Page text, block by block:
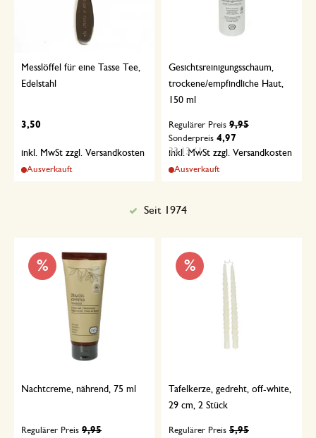
Messlöffel für eine Tasse Tee,
Edelstahl
3,50
inkl. MwSt zzgl. Versandkosten
Ausverkauft
Gesichtsreinigungsschaum,
trockene/empfindliche Haut,
150 ml
Sonderpreis 4,97
Regulärer Preis 9,95
33,13 / l
inkl. MwSt zzgl. Versandkosten
Ausverkauft
%
Nachtcreme, nährend, 75 ml
Regulärer Preis 9,95
%
Tafelkerze, gedreht, off-white,
29 cm, 2 Stück
Regulärer Preis 5,95
Seit 1974